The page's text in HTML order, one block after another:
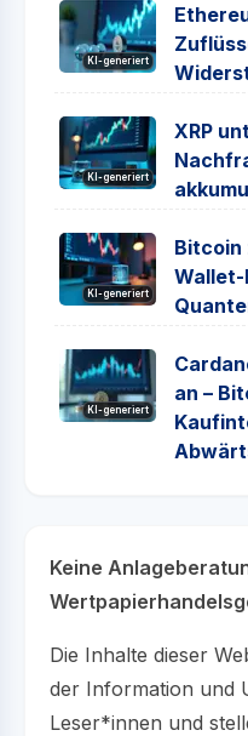
KI-generiert
KI-generiert
XRP
KI-generiert
Bitcoin
KI-generiert
an –
Keine
Die Inhalte dieser
der Information und
Leser*innen und